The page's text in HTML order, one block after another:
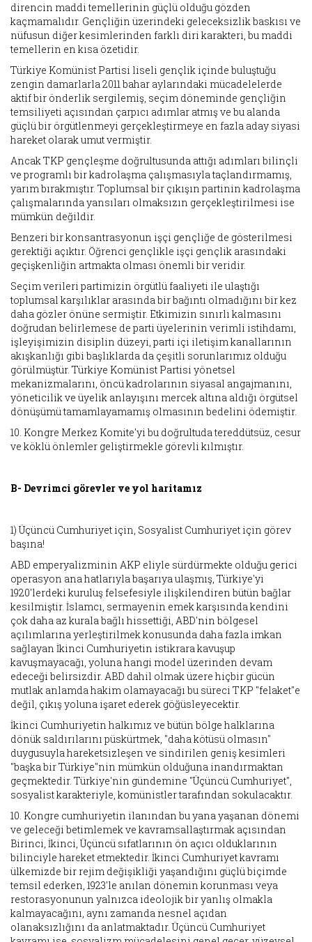
direncin maddi temellerinin güçlü olduğu gözden
kaçmamalıdır. Gençliğin üzerindeki geleceksizlik baskısı ve
nüfusun diğer kesimlerinden farklı diri karakteri, bu maddi
temellerin en kısa özetidir.
Türkiye Komünist Partisi liseli gençlik içinde buluştuğu
zengin damarlarla 2011 bahar aylarındaki mücadelelerde
aktif bir önderlik sergilemiş, seçim döneminde gençliğin
temsiliyeti açısından çarpıcı adımlar atmış ve bu alanda
güçlü bir örgütlenmeyi gerçekleştirmeye en fazla aday siyasi
hareket olarak umut vermiştir.
Ancak TKP gençleşme doğrultusunda attığı adımları bilinçli
ve programlı bir kadrolaşma çalışmasıyla taçlandırmamış,
yarım bırakmıştır. Toplumsal bir çıkışın partinin kadrolaşma
çalışmalarında yansıları olmaksızın gerçekleştirilmesi ise
mümkün değildir.
Benzeri bir konsantrasyonun işçi gençliğe de gösterilmesi
gerektiği açıktır. Öğrenci gençlikle işçi gençlik arasındaki
geçişkenliğin artmakta olması önemli bir veridir.
Seçim verileri partimizin örgütlü faaliyeti ile ulaştığı
toplumsal karşılıklar arasında bir bağıntı olmadığını bir kez
daha gözler önüne sermiştir. Etkimizin sınırlı kalmasını
doğrudan belirlemese de parti üyelerinin verimli istihdamı,
işleyişimizin disiplin düzeyi, parti içi iletişim kanallarının
akışkanlığı gibi başlıklarda da çeşitli sorunlarımız olduğu
görülmüştür. Türkiye Komünist Partisi yönetsel
mekanizmalarını, öncü kadrolarının siyasal angajmanını,
yöneticilik ve üyelik anlayışını mercek altına aldığı örgütsel
dönüşümü tamamlayamamış olmasının bedelini ödemiştir.
10. Kongre Merkez Komite'yi bu doğrultuda tereddütsüz, cesur
ve köklü önlemler geliştirmekle görevli kılmıştır.
B- Devrimci görevler ve yol haritamız
1) Üçüncü Cumhuriyet için, Sosyalist Cumhuriyet için görev
başına!
ABD emperyalizminin AKP eliyle sürdürmekte olduğu gerici
operasyon ana hatlarıyla başarıya ulaşmış, Türkiye'yi
1920'lerdeki kuruluş felsefesiyle ilişkilendiren bütün bağlar
kesilmiştir. İslamcı, sermayenin emek karşısında kendini
çok daha az kurala bağlı hissettiği, ABD'nin bölgesel
açılımlarına yerleştirilmek konusunda daha fazla imkan
sağlayan İkinci Cumhuriyetin istikrara kavuşup
kavuşmayacağı, yoluna hangi model üzerinden devam
edeceği belirsizdir. ABD dahil olmak üzere hiçbir gücün
mutlak anlamda hakim olamayacağı bu süreci TKP "felaket"e
değil, çıkış yoluna işaret ederek göğüsleyecektir.
İkinci Cumhuriyetin halkımız ve bütün bölge halklarına
dönük saldırılarını püskürtmek, "daha kötüsü olmasın"
duygusuyla hareketsizleşen ve sindirilen geniş kesimleri
"başka bir Türkiye"nin mümkün olduğuna inandırmaktan
geçmektedir. Türkiye'nin gündemine "Üçüncü Cumhuriyet",
sosyalist karakteriyle, komünistler tarafından sokulacaktır.
10. Kongre cumhuriyetin ilanından bu yana yaşanan dönemi
ve geleceği betimlemek ve kavramsallaştırmak açısından
Birinci, İkinci, Üçüncü sıfatlarının ön açıcı olduklarının
bilinciyle hareket etmektedir. İkinci Cumhuriyet kavramı
ülkemizde bir rejim değişikliği yaşandığını güçlü biçimde
temsil ederken, 1923'le anılan dönemin korunması veya
restorasyonunun yalnızca ideolojik bir yanlış olmakla
kalmayacağını, aynı zamanda nesnel açıdan
olanaksızlığını da anlatmaktadır. Üçüncü Cumhuriyet